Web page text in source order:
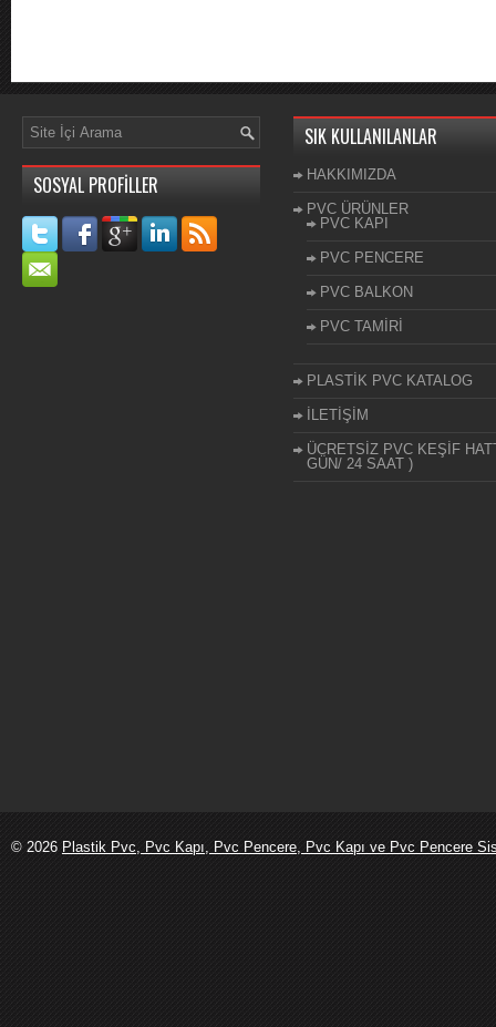
SOSYAL PROFİLLER
SIK KULLANILANLAR
HAKKIMIZDA
PVC ÜRÜNLER
PVC KAPI
PVC PENCERE
PVC BALKON
PVC TAMİRİ
PLASTİK PVC KATALOG
İLETİŞİM
ÜCRETSİZ PVC KEŞİF
GÜN/ 24 SAAT )
© 2026 Plastik Pvc, Pvc Kapı, Pvc Pencere, Pvc Kapı ve Pvc Pencere